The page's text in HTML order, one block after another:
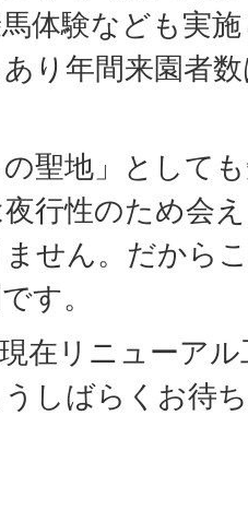
体験なども実
り年間来園者
の聖地」として
行性のため会
せん。だから
す。
在リニューア
しばらくお待